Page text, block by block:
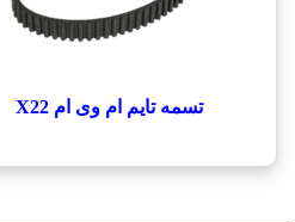
تسمه تایم ام وی ام X22